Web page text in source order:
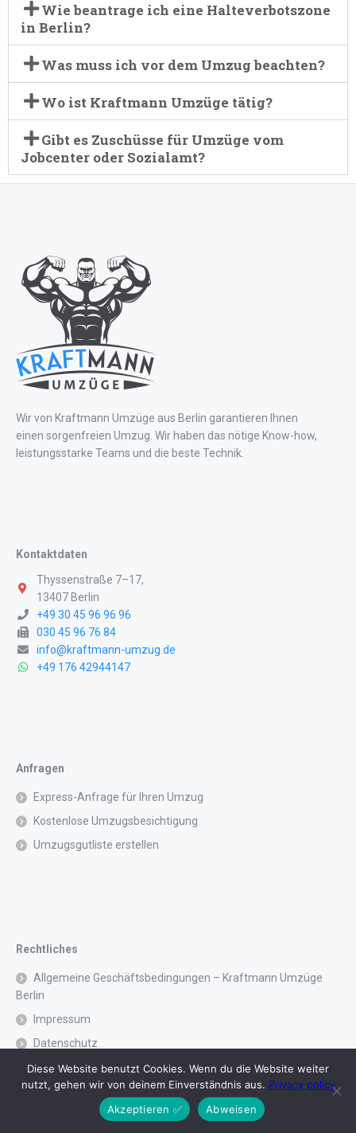
Wie beantrage ich eine Halteverbotszone
in Berlin?
Was muss ich vor dem Umzug beachten?
Wo ist Kraftmann Umzüge tätig?
Gibt es Zuschüsse für Umzüge vom
Jobcenter oder Sozialamt?
Wir von Kraftmann Umzüge aus Berlin garantieren Ihnen
einen sorgenfreien Umzug. Wir haben das nötige Know-how,
leistungsstarke Teams und die beste Technik.
Kontaktdaten
Thyssenstraße 7–17,
13407 Berlin
+49 30 45 96 96 96
030 45 96 76 84
info@kraftmann-umzug.de
+49 176 42944147
Anfragen
Express-Anfrage für Ihren Umzug
Kostenlose Umzugsbesichtigung
Umzugsgutliste erstellen
Rechtliches
Allgemeine Geschäftsbedingungen – Kraftmann Umzüge
Berlin
Impressum
Datenschutz
Nutzungsbedingungen
Diese Website benutzt Cookies. Wenn du die Website weiter
nutzt, gehen wir von deinem Einverständnis aus. Privacy policy
Akzeptieren ✅
Abweisen
Deutsch